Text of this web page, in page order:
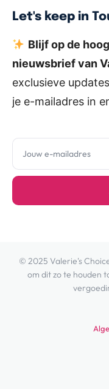
Let's keep in
Blijf op de
nieuwsbrief van
exclusieve
je e-mailadres in
© 2025 Valerie's
om dit zo te houden